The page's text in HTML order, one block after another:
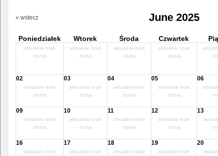
« wstecz June 2025
Poniedziałek Wtorek Środa Czwartek
aktualnie brak
dodaj
aktualnie brak
dodaj
aktualnie brak
dodaj
aktualnie brak
dodaj
02
aktualnie brak
dodaj
03
aktualnie brak
dodaj
04
aktualnie brak
dodaj
05
aktualnie brak
dodaj
06
09
aktualnie brak
dodaj
10
aktualnie brak
dodaj
11
aktualnie brak
dodaj
12
aktualnie brak
dodaj
13
16
aktualnie brak
17
aktualnie brak
18
aktualnie brak
19
aktualnie brak
20